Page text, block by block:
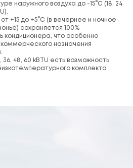
наружного воздуха до -15°С (18, 24
+15 до +5°С (в вечернее и ночное
сохраняется 100%
кондиционера, что особенно
назначения
36, 48, 60 kBTU есть возможность
комплекта